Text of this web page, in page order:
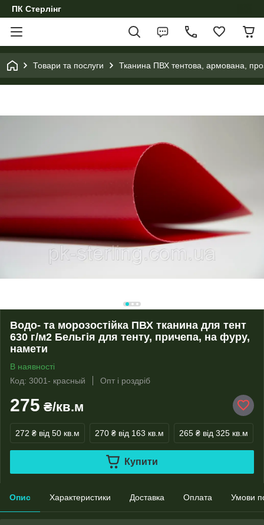
ПК Стерлінг
Товари та послуги Тканина ПВХ тентова, армована,
Водо- та морозостійка ПВХ тканина для тент
630 г/м2 Бельгія для тенту, причепа, на фуру,
намети
В наявності
Код: 3001- красный
Опт і роздріб
275 ₴/кв.м
272 ₴ від 50 кв.м 270 ₴ від 163 кв.м 265 ₴ від 325 кв.м
Купити
Опис Характеристики Доставка Оплата Умови